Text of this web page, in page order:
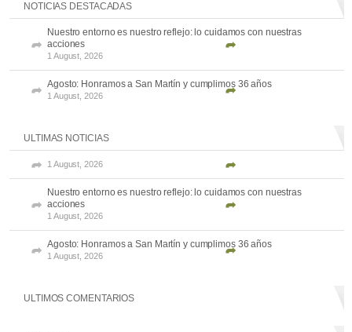
NOTICIAS DESTACADAS
Nuestro entorno es nuestro reflejo: lo cuidamos con nuestras
acciones
1 August, 2026
Agosto: Honramos a San Martín y cumplimos 36 años
1 August, 2026
ULTIMAS NOTICIAS
1 August, 2026
Nuestro entorno es nuestro reflejo: lo cuidamos con nuestras
acciones
1 August, 2026
Agosto: Honramos a San Martín y cumplimos 36 años
1 August, 2026
ULTIMOS COMENTARIOS